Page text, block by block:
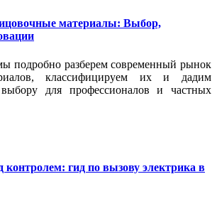
материалы: Выбор,
подробно разберем современный рынок
классифицируем их и дадим
для профессионалов и частных
контролем: гид по вызову электрика в